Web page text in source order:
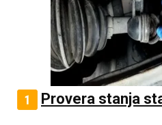
Provera stanja